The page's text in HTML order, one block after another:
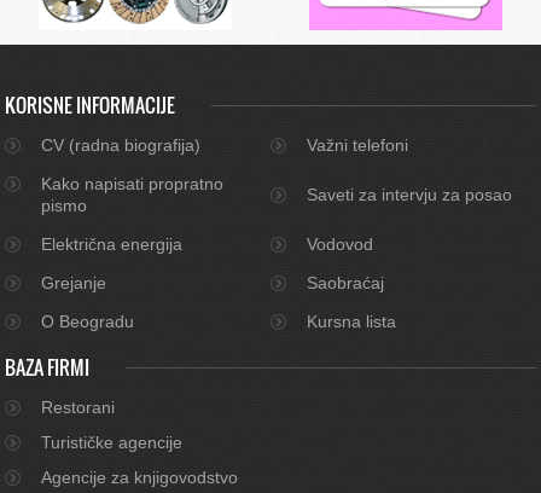
KORISNE INFORMACIJE
CV (radna biografija)
Važni telefoni
Kako napisati propratno
pismo
Saveti za intervju za posao
Električna energija
Vodovod
Grejanje
Saobraćaj
O Beogradu
Kursna lista
BAZA FIRMI
Restorani
Turističke agencije
Agencije za knjigovodstvo